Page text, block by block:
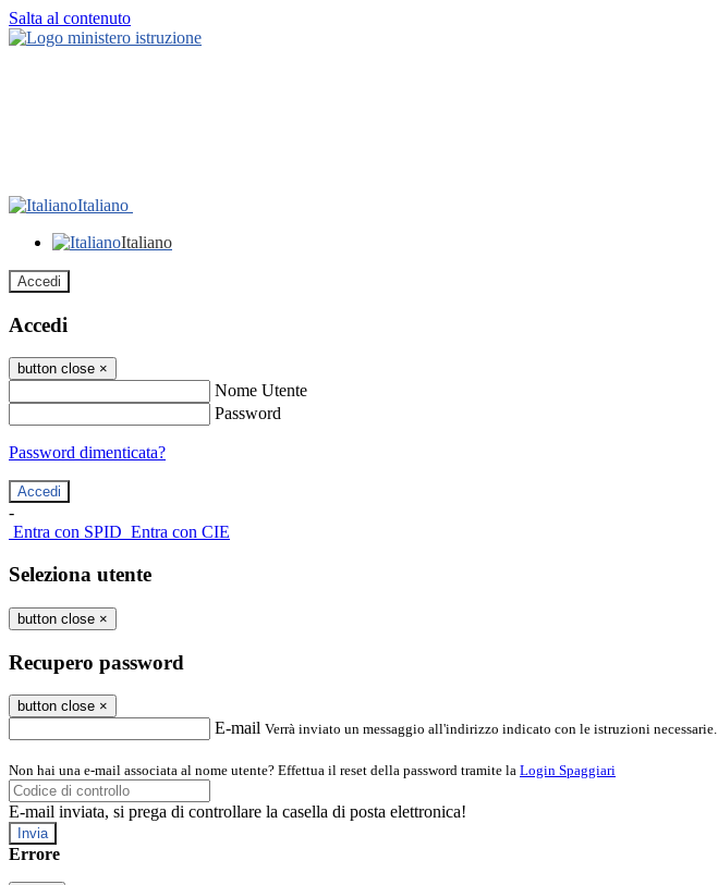
Salta al contenuto
Italiano
Italiano
Accedi
Accedi
button close ×
Nome Utente
Password
Password dimenticata?
-
Entra con SPID Entra con CIE
Seleziona utente
button close ×
Recupero password
button close ×
E-mail Verrà inviato un messaggio all'indirizzo indicato con le istruzioni necessarie.
Non hai una e-mail associata al nome utente? Effettua il reset della password tramite la Login Spaggiari
E-mail inviata, si prega di controllare la casella di posta elettronica!
Errore